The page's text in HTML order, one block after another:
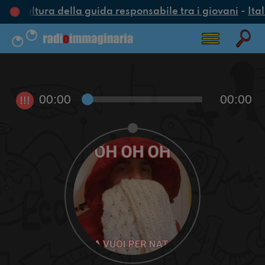
cultura della guida responsabile tra i giovani-
!!! 00:00 00:00